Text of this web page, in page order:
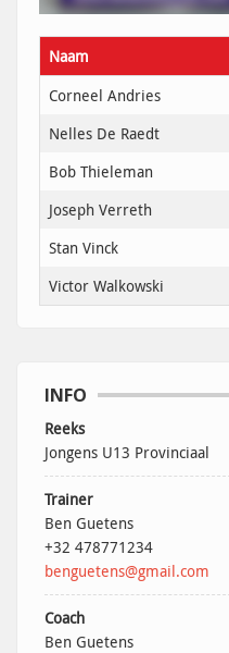
Naam
Corneel Andries
Nelles De Raedt
Bob Thieleman
Joseph Verreth
Stan Vinck
Victor Walkowski
INFO
Reeks
Jongens U13 Provinciaal
Trainer
Ben Guetens
+32 478771234
benguetens@gmail.com
Coach
Ben Guetens